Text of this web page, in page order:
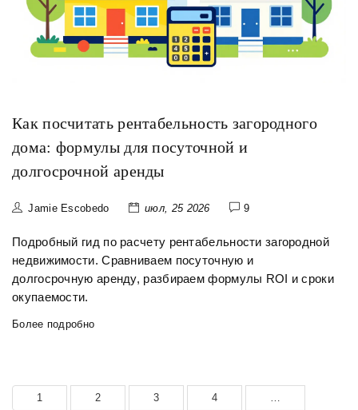
Как посчитать рентабельность загородного
дома: формулы для посуточной и
долгосрочной аренды
Jamie Escobedo июл, 25 2026 9
Подробный гид по расчету рентабельности загородной
недвижимости. Сравниваем посуточную и
долгосрочную аренду, разбираем формулы ROI и сроки
окупаемости.
Более подробно
1 2 3 4